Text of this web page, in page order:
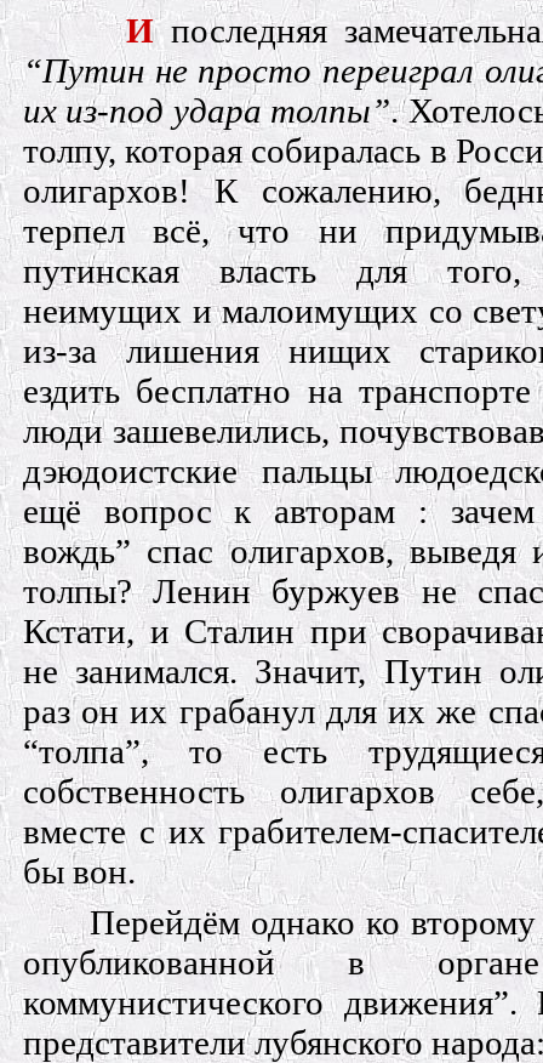
Ипоследняя
“Путин не просто переиграл
их из-под удара толпы”.
толпу, которая собиралась в
олигархов! К сожалению,
терпел всё, что ни
путинская власть для
неимущих и малоимущих со
из-за лишения нищих
ездить бесплатно на
люди зашевелились,
дэюдоистские пальцы
ещё вопрос к авторам :
вождь” спас олигархов, выведя
толпы? Ленин буржуев не
Кстати, и Сталин при
не занимался. Значит, Путин
раз он их грабанул для их же
“толпа”, то есть
собственность олигархов
вместе с их грабителем-
бы вон.
Перейдём однако ко второму
опубликованной в
коммунистического
представители лубянского